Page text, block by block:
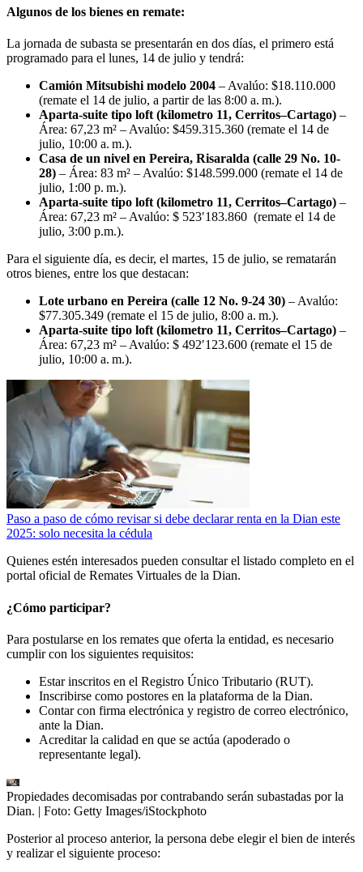
Algunos de los bienes en remate:
La jornada de subasta se presentarán en dos días, el primero está
programado para el lunes, 14 de julio y tendrá:
Camión Mitsubishi modelo 2004 – Avalúo: $18.110.000
(remate el 14 de julio, a partir de las 8:00 a. m.).
Aparta-suite tipo loft (kilometro 11, Cerritos–Cartago) –
Área: 67,23 m² – Avalúo: $459.315.360 (remate el 14 de
julio, 10:00 a. m.).
Casa de un nivel en Pereira, Risaralda (calle 29 No. 10-
28) – Área: 83 m² – Avalúo: $148.599.000 (remate el 14 de
julio, 1:00 p. m.).
Aparta-suite tipo loft (kilometro 11, Cerritos–Cartago) –
Área: 67,23 m² – Avalúo: $ 523′183.860 (remate el 14 de
julio, 3:00 p.m.).
Para el siguiente día, es decir, el martes, 15 de julio, se rematarán
otros bienes, entre los que destacan:
Lote urbano en Pereira (calle 12 No. 9-24 30) – Avalúo:
$77.305.349 (remate el 15 de julio, 8:00 a. m.).
Aparta-suite tipo loft (kilometro 11, Cerritos–Cartago) –
Área: 67,23 m² – Avalúo: $ 492′123.600 (remate el 15 de
julio, 10:00 a. m.).
Paso a paso de cómo revisar si debe declarar renta en la Dian este
2025: solo necesita la cédula
Quienes estén interesados pueden consultar el listado completo en el
portal oficial de Remates Virtuales de la Dian.
¿Cómo participar?
Para postularse en los remates que oferta la entidad, es necesario
cumplir con los siguientes requisitos:
Estar inscritos en el Registro Único Tributario (RUT).
Inscribirse como postores en la plataforma de la Dian.
Contar con firma electrónica y registro de correo electrónico,
ante la Dian.
Acreditar la calidad en que se actúa (apoderado o
representante legal).
Propiedades decomisadas por contrabando serán subastadas por la
Dian. | Foto: Getty Images/iStockphoto
Posterior al proceso anterior, la persona debe elegir el bien de interés
y realizar el siguiente proceso: